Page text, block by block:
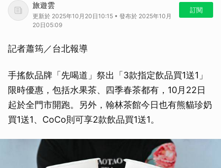
旅遊雲
更新於 2025年10月20日10:15 • 發布於 2025年10月
20日05:09
訂閱
記者蕭筠／台北報導
手搖飲品牌「先喝道」祭出「3款指定飲品買1送1」
限時優惠，包括水果茶、四季春茶都有，10月22日
起於全門市開跑。另外，翰林茶館今日也有熊貓珍奶
買1送1、CoCo則可享2款飲品買1送1。